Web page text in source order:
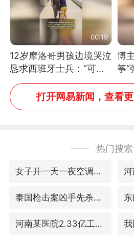
00:19
12岁摩洛哥男孩边境哭泣
恳求西班牙士兵：“可不
可以不要把我遣返回国”
博
筝“
像
吗
不
打开网易新闻，查看
热门搜索
女子开一天一夜空调后二氧化碳中毒
泰国枪击案凶手先杀祖父母后行凶
河南某医院2.33亿工程串标案细节披露